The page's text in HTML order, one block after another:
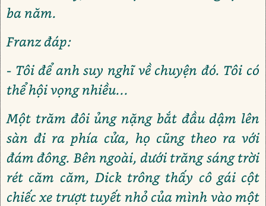
ba năm.
Franz đáp:
- Tôi để anh suy nghĩ về chuyện đó. Tôi có
thể hội vọng nhiều...
Một trăm đôi ủng nặng bắt đầu dậm lên
sàn đi ra phía cửa, họ cũng theo ra với
đám đông. Bên ngoài, dưới trăng sáng trời
rét căm căm, Dick trông thấy cô gái cột
chiếc xe trượt tuyết nhỏ của mình vào một